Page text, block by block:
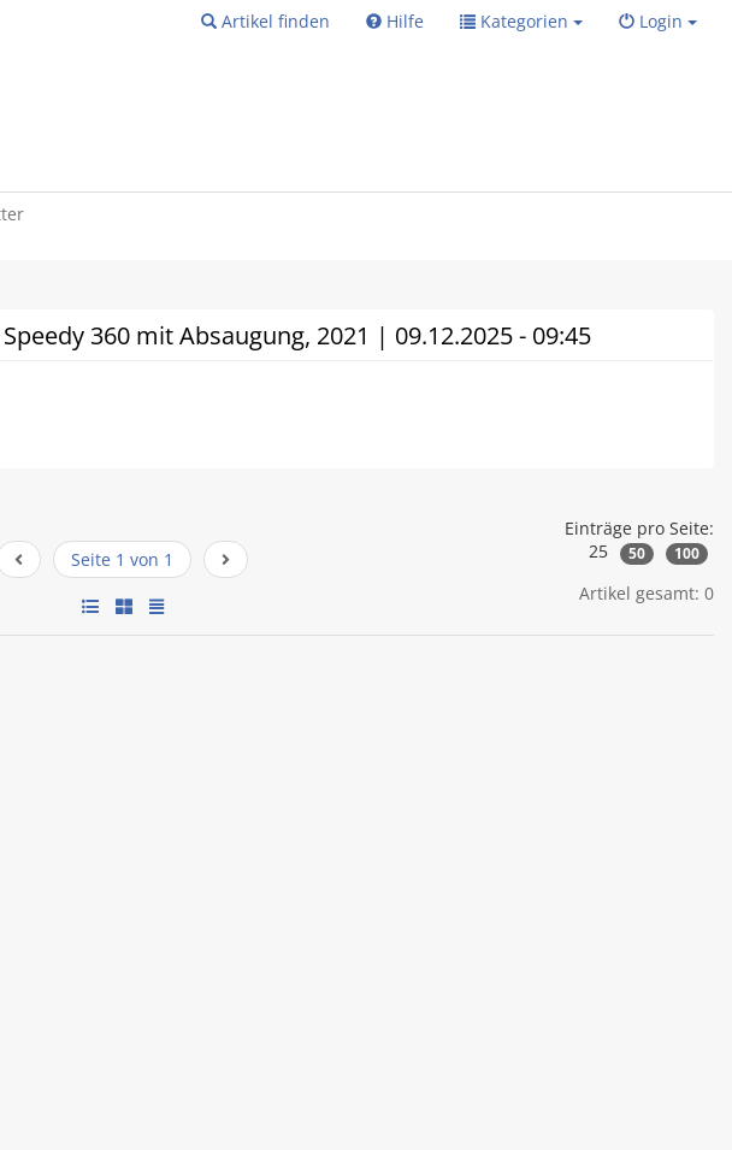
Artikel finden Hilfe Kategorien Login
360 mit Absaugung, 2021 | 09.12.2025 - 09:45
Seite 1 von 1
Einträge pro Seite:
25
50 100
Artikel gesamt: 0